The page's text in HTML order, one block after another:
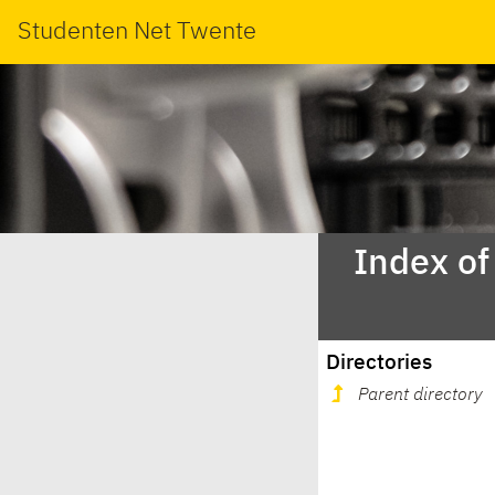
Studenten Net Twente
Index
Directories
Parent directory